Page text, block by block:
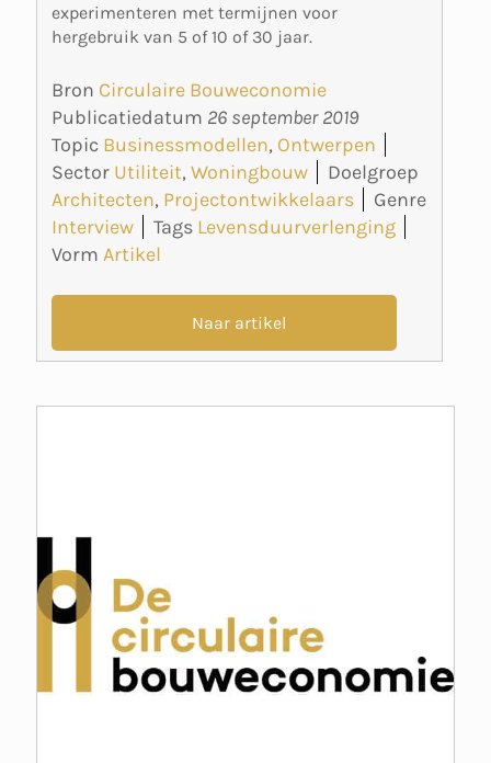
experimenteren met termijnen voor
hergebruik van 5 of 10 of 30 jaar.
Bron Circulaire Bouweconomie
Publicatiedatum 26 september 2019
Topic Businessmodellen, Ontwerpen
Sector Utiliteit, Woningbouw
Doelgroep
Architecten, Projectontwikkelaars
Genre
Interview
Tags Levensduurverlenging
Vorm Artikel
Naar artikel